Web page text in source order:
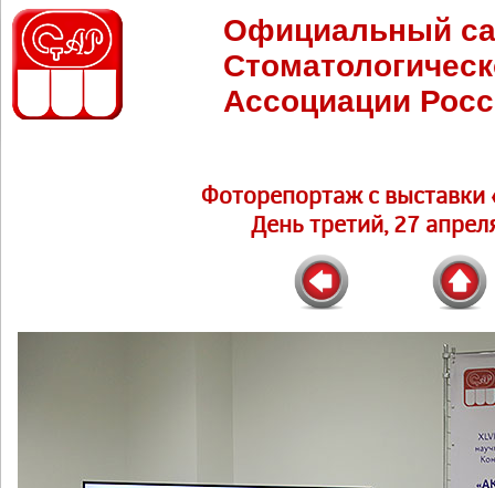
Официальный
Ассоциации
Фоторепортаж c выставки
День третий, 27